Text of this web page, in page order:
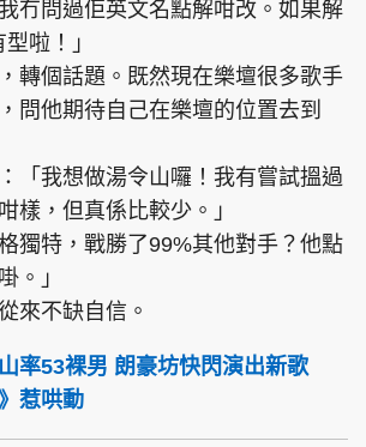
冇問過佢英文名點解咁改。如果解
啦！」
轉個話題。既然現在樂壇很多歌手
問他期待自己在樂壇的位置去到
「我想做湯令山囉！我有嘗試搵過
樣，但真係比較少。」
獨特，戰勝了99%其他對手？他點
。」
來不缺自信。
率53裸男 朗豪坊快閃演出新歌
惹哄動